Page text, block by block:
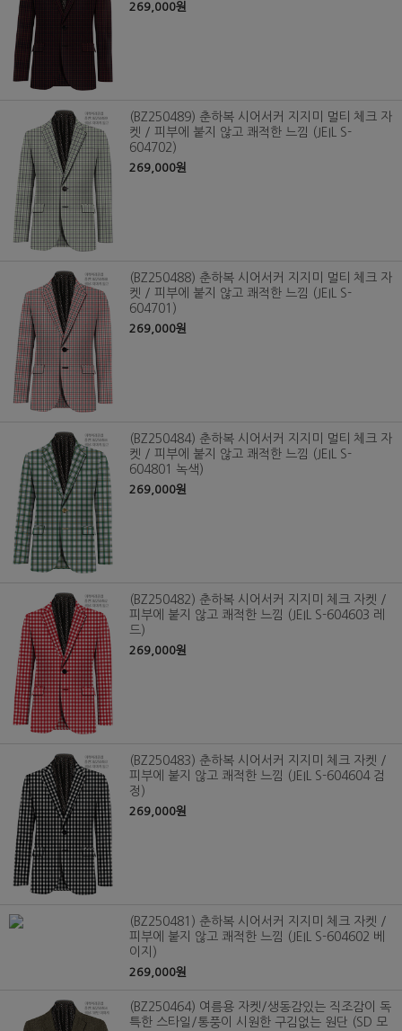
269,000원
(BZ250489) 춘하복 시어서커 지지미 멀티 체크 자
켓 / 피부에 붙지 않고 쾌적한 느낌 (JEIL S-
604702)
269,000원
(BZ250488) 춘하복 시어서커 지지미 멀티 체크 자
켓 / 피부에 붙지 않고 쾌적한 느낌 (JEIL S-
604701)
269,000원
(BZ250484) 춘하복 시어서커 지지미 멀티 체크 자
켓 / 피부에 붙지 않고 쾌적한 느낌 (JEIL S-
604801 녹색)
269,000원
(BZ250482) 춘하복 시어서커 지지미 체크 자켓 /
피부에 붙지 않고 쾌적한 느낌 (JEIL S-604603 레
드)
269,000원
(BZ250483) 춘하복 시어서커 지지미 체크 자켓 /
피부에 붙지 않고 쾌적한 느낌 (JEIL S-604604 검
정)
269,000원
(BZ250481) 춘하복 시어서커 지지미 체크 자켓 /
피부에 붙지 않고 쾌적한 느낌 (JEIL S-604602 베
이지)
269,000원
(BZ250464) 여름용 자켓/생동감있는 직조감이 독
특한 스타일/통풍이 시원한 구김없는 원단 (SD 모